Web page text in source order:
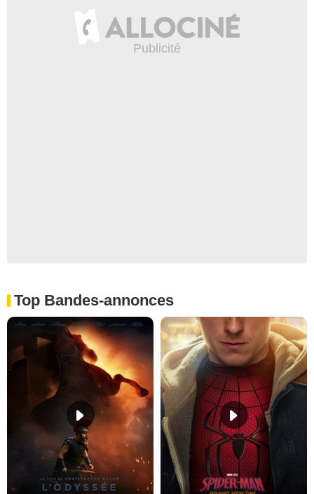
Top Bandes-annonces